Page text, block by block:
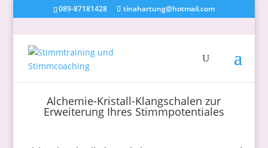
089-87181428 tinahartung@hotmail.com
Alchemie-Kristall-Klangschalen zur
Erweiterung Ihres Stimmpotentiales